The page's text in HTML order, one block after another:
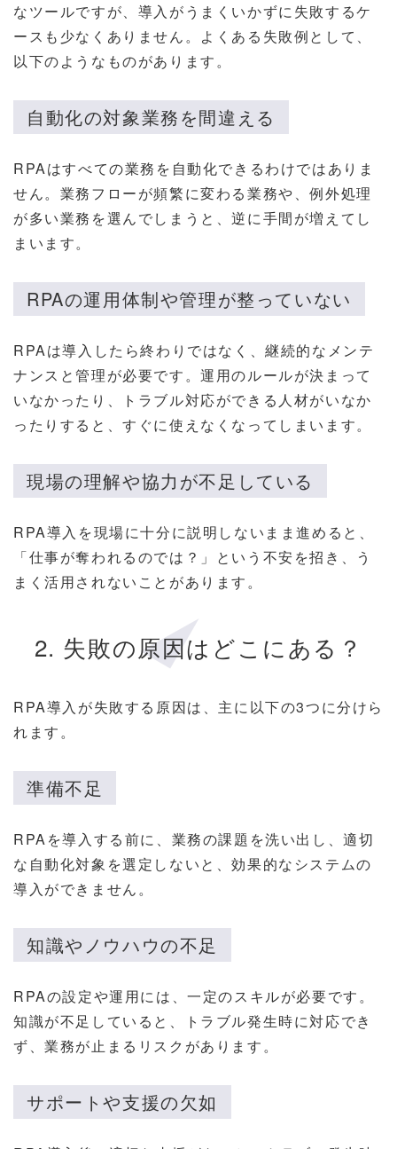
なツールですが、導入がうまくいかずに失敗するケ
ースも少なくありません。よくある失敗例として、
以下のようなものがあります。
自動化の対象業務を間違える
RPAはすべての業務を自動化できるわけではありま
せん。業務フローが頻繁に変わる業務や、例外処理
が多い業務を選んでしまうと、逆に手間が増えてし
まいます。
RPAの運用体制や管理が整っていない
RPAは導入したら終わりではなく、継続的なメンテ
ナンスと管理が必要です。運用のルールが決まって
いなかったり、トラブル対応ができる人材がいなか
ったりすると、すぐに使えなくなってしまいます。
現場の理解や協力が不足している
RPA導入を現場に十分に説明しないまま進めると、
「仕事が奪われるのでは？」という不安を招き、う
まく活用されないことがあります。
2. 失敗の原因はどこにある？
RPA導入が失敗する原因は、主に以下の3つに分けら
れます。
準備不足
RPAを導入する前に、業務の課題を洗い出し、適切
な自動化対象を選定しないと、効果的なシステムの
導入ができません。
知識やノウハウの不足
RPAの設定や運用には、一定のスキルが必要です。
知識が不足していると、トラブル発生時に対応でき
ず、業務が止まるリスクがあります。
サポートや支援の欠如